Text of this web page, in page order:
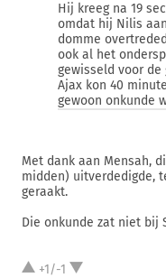
Hij kreeg na 19
omdat hij Nilis
domme
ook al het
gewisseld voor
Ajax kon 40
gewoon onkunde
Met dank aan Mensah,
midden) uitverdedigde,
geraakt.
Die onkunde zat niet bij
+1/-1